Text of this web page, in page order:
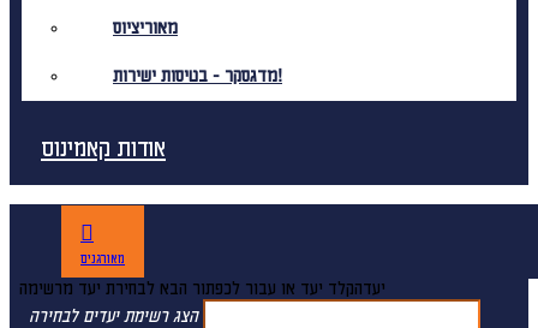
מאוריציוס
מדגסקר - בטיסות ישירות!
אודות קאמינוס
מאורגנים
יעדהקלד יעד או עבור לכפתור הבא לבחירת יעד מרשימה
הצג רשימת יעדים לבחירה